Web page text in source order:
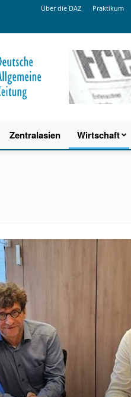
Über die DAZ Praktikum
Zentralasien Wirtschaft